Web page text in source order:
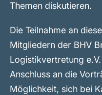
Themen diskutieren.
Die Teilnahme an
Mitgliedern der BHV
Logistikvertretung
Anschluss an die
Möglichkeit, sich bei